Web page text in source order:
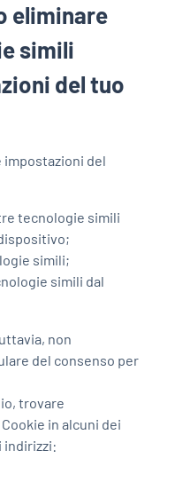
eliminare
simili
del tuo
impostazioni del
tecnologie simili
simili;
simili dal
non
del consenso per
trovare
in alcuni dei
indirizzi: